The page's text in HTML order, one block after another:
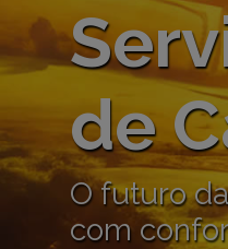
de
O futuro
com